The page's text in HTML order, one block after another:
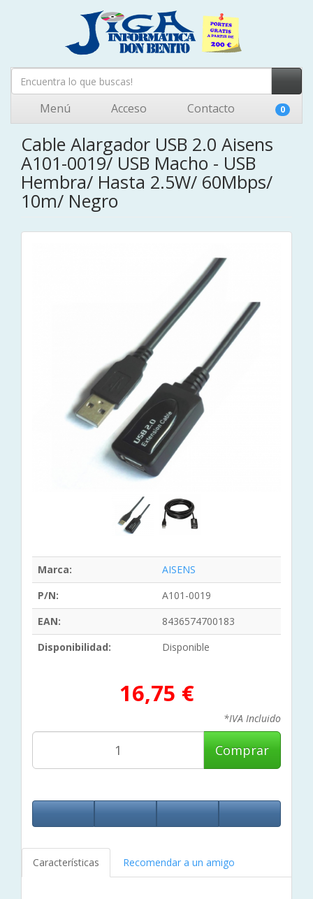
Menú Acceso Contacto 0
Cable Alargador USB 2.0 Aisens
A101-0019/ USB Macho - USB
Hembra/ Hasta 2.5W/ 60Mbps/
10m/ Negro
Marca:
AISENS
P/N:
A101-0019
EAN:
8436574700183
Disponibilidad:
Disponible
16,75 €
*IVA Incluido
Comprar
Características Recomendar a un amigo